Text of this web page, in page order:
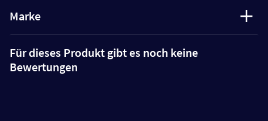
Marke
Für dieses Produkt gibt es noch keine
Bewertungen